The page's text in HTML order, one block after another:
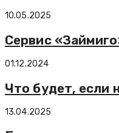
10.05.2025
Сервис
01.12.2024
Что будет, если
13.04.2025